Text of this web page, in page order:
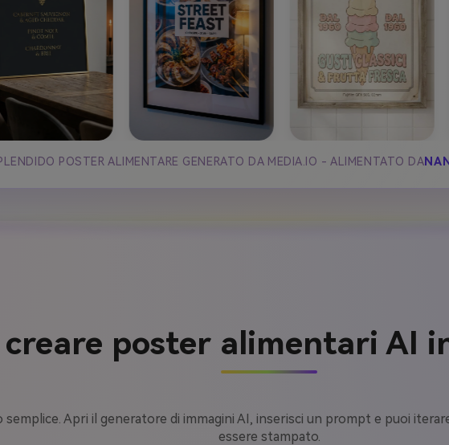
POSTER ALIMENTARE GENERATO DA MEDIA.IO - ALIMENTATO DA
creare poster alimentari AI
semplice. Apri il generatore di immagini AI, inserisci un prompt e puoi
essere stampato.